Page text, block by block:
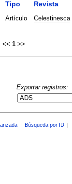
Tipo Revista
Artículo Celestinesca
<< 1 >>
Exportar registros:
Búsqueda por ID